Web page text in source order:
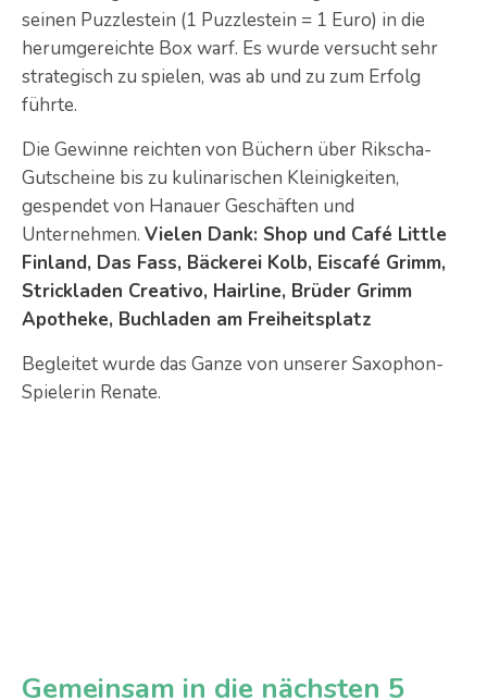
seinen Puzzlestein (1 Puzzlestein = 1 Euro) in die
herumgereichte Box warf. Es wurde versucht sehr
strategisch zu spielen, was ab und zu zum Erfolg
führte.
Die Gewinne reichten von Büchern über Rikscha-
Gutscheine bis zu kulinarischen Kleinigkeiten,
gespendet von Hanauer Geschäften und
Unternehmen. Vielen Dank: Shop und Café Little
Finland, Das Fass, Bäckerei Kolb, Eiscafé Grimm,
Strickladen Creativo, Hairline, Brüder Grimm
Apotheke, Buchladen am Freiheitsplatz
Begleitet wurde das Ganze von unserer Saxophon-
Spielerin Renate.
Gemeinsam in die nächsten 5